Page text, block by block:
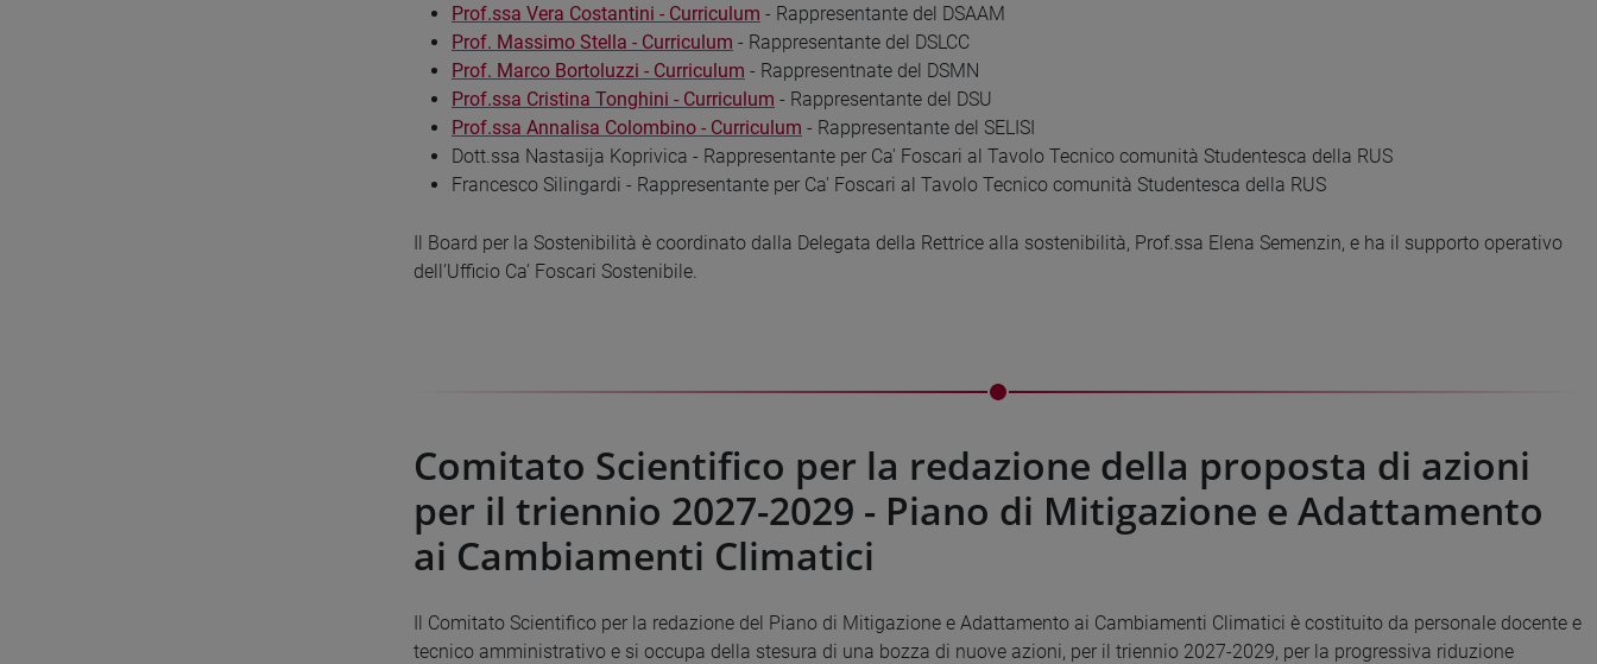
Prof.ssa Vera Costantini - Curriculum - Rappresentante del DSAAM
Prof. Massimo Stella - Curriculum - Rappresentante del DSLCC
Prof. Marco Bortoluzzi - Curriculum - Rappresentnate del DSMN
Prof.ssa Cristina Tonghini - Curriculum - Rappresentante del DSU
Prof.ssa Annalisa Colombino - Curriculum - Rappresentante del SELISI
Dott.ssa Nastasija Koprivica - Rappresentante per Ca' Foscari al Tavolo Tecnico comunità Studentesca della RUS
Francesco Silingardi - Rappresentante per Ca' Foscari al Tavolo Tecnico comunità Studentesca della RUS
Il Board per la Sostenibilità è coordinato dalla Delegata della Rettrice alla sostenibilità, Prof.ssa Elena Semenzin, e ha il supporto operativo
dell’Ufficio Ca’ Foscari Sostenibile.
Comitato Scientifico per la redazione della proposta di azioni
per il triennio 2027-2029 - Piano di Mitigazione e Adattamento
ai Cambiamenti Climatici
Il Comitato Scientifico per la redazione del Piano di Mitigazione e Adattamento ai Cambiamenti Climatici è costituito da personale docente e
tecnico amministrativo e si occupa della stesura di una bozza di nuove azioni, per il triennio 2027-2029, per la progressiva riduzione